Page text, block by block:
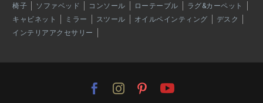
椅子
ソファベッド コンソール ローテーブル
ラグ&カーペット
キャビネット
ミラー スツール オイルペインティング
デスク
インテリアアクセサリー